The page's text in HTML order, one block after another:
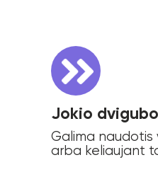
Galima naudotis
arba keliaujant
Jokio